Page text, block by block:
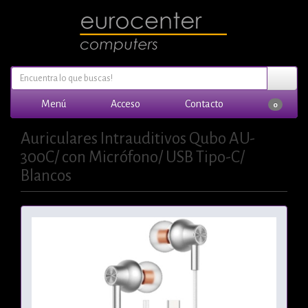
Menú Acceso Contacto 0
Auriculares Intrauditivos Qubo AU-
300C/ con Micrófono/ USB Tipo-C/
Blancos